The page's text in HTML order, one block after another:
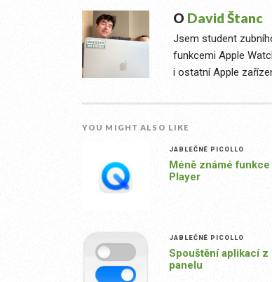
O David Štanc
Jsem student
funkcemi Apple
i ostatní Apple
YOU MIGHT ALSO LIKE
JABLEČNÉ PICOLLO
Méně známé
Player
JABLEČNÉ PICOLLO
Spouštění aplikací z
panelu